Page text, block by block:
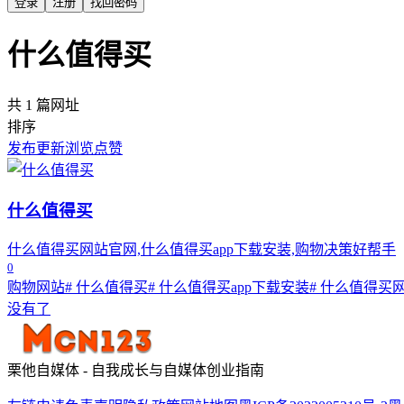
什么值得买
共 1 篇网址
排序
发布更新浏览点赞
什么值得买
什么值得买网站官网,什么值得买app下载安装,购物决策好帮手
0
购物网站# 什么值得买# 什么值得买app下载安装# 什么值得买
没有了
栗他自媒体 - 自我成长与自媒体创业指南